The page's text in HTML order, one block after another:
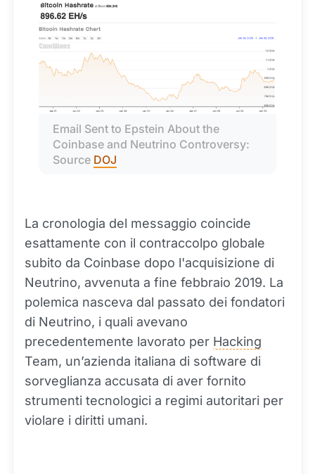
Email Sent to Epstein About the
Coinbase and Neutrino Controversy:
Source DOJ
La cronologia del messaggio coincide
esattamente con il contraccolpo globale
subito da Coinbase dopo l'acquisizione di
Neutrino, avvenuta a fine febbraio 2019. La
polemica nasceva dal passato dei fondatori
di Neutrino, i quali avevano
precedentemente lavorato per Hacking
Team, un’azienda italiana di software di
sorveglianza accusata di aver fornito
strumenti tecnologici a regimi autoritari per
violare i diritti umani.